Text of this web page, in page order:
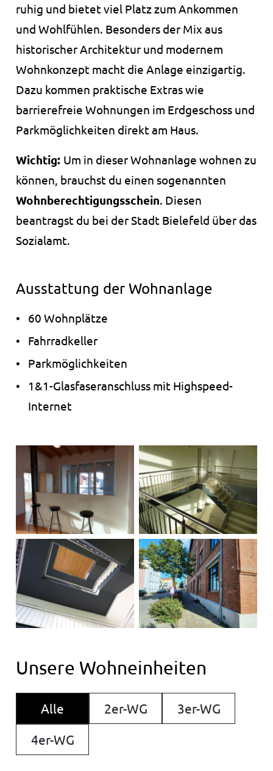
ruhig und bietet viel Platz zum Ankommen
und Wohlfühlen. Besonders der Mix aus
historischer Architektur und modernem
Wohnkonzept macht die Anlage einzigartig.
Dazu kommen praktische Extras wie
barrierefreie Wohnungen im Erdgeschoss und
Parkmöglichkeiten direkt am Haus.
Wichtig: Um in dieser Wohnanlage wohnen zu
können, brauchst du einen sogenannten
Wohnberechtigungsschein. Diesen
beantragst du bei der Stadt Bielefeld über das
Sozialamt.
Ausstattung der Wohnanlage
60 Wohnplätze
Fahrradkeller
Parkmöglichkeiten
1&1-Glasfaseranschluss mit Highspeed-
Internet
Bildergalerie
Unsere Wohneinheiten
Alle 2er-WG
3er-WG
4er-WG
30 Minuten
_pk_id.1.ccca
Name:
_pk_id.1.ccca
Anbieter:
Speichert eine eindeutige Besucher-ID, um
Website zu erkennen und einer einzelnen Browser-
Sitzung zuordnen zu können.
Cookie Laufzeit:
Name:
studierendenwerk-bielefeld.de
Zweck:
Website gelangt ist.